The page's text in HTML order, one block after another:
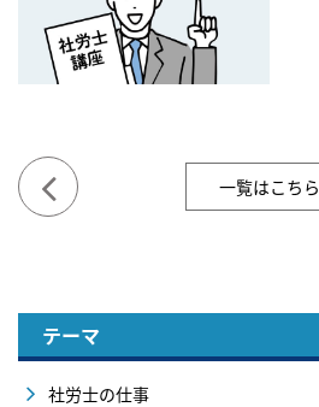
一覧はこちら
テーマ
社労士の仕事